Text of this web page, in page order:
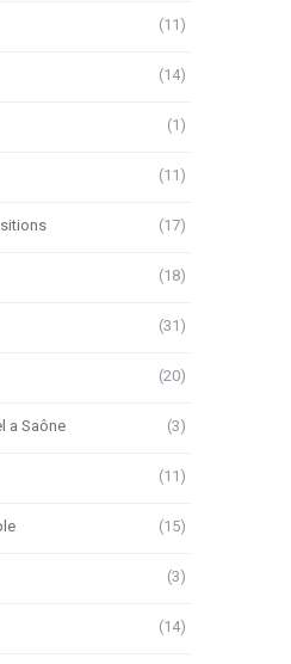
(11)
(14)
(1)
(11)
(17)
(18)
(31)
(20)
a Saône (3)
(11)
(15)
(3)
(14)